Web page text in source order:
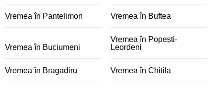
Vremea în Pantelimon Vremea în Buftea
Vremea în Buciumeni
Vremea în Popești-
Leordeni
Vremea în Bragadiru Vremea în Chitila